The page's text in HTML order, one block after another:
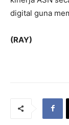
digital guna
(RAY)